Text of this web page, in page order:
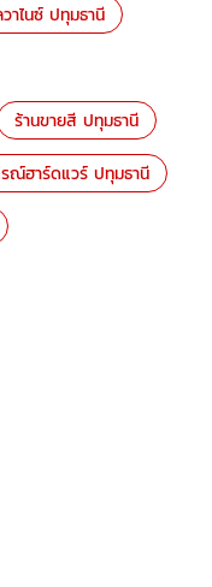
าไนซ์ ปทุมธานี
ร้านขายสี ปทุมธานี
ณ์ฮาร์ดแวร์ ปทุมธานี